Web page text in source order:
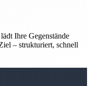
Ihre Gegenstände
– strukturiert, schnell